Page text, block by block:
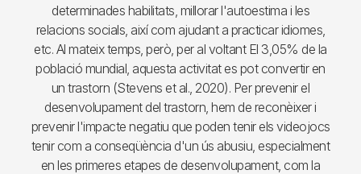
determinades habilitats, millorar l'autoestima i les
relacions socials, així com ajudant a practicar idiomes,
etc. Al mateix temps, però, per al voltant El 3,05% de la
població mundial, aquesta activitat es pot convertir en
un trastorn (Stevens et al., 2020). Per prevenir el
desenvolupament del trastorn, hem de reconèixer i
prevenir l'impacte negatiu que poden tenir els videojocs
tenir com a conseqüència d'un ús abusiu, especialment
en les primeres etapes de desenvolupament, com la